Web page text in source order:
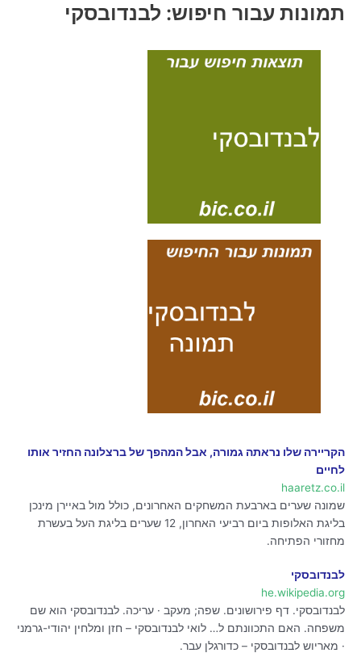
תמונות עבור חיפוש: לבנדובסקי
הקריירה שלו נראתה גמורה, אבל המהפך של ברצלונה החזיר אותו
לחיים
haaretz.co.il
שמונה שערים בארבעת המשחקים האחרונים, כולל מול באיירן מינכן
בליגת האלופות ביום רביעי האחרון, 12 שערים בליגת העל בעשרת
מחזורי הפתיחה.
לבנדובסקי
he.wikipedia.org
לבנדובסקי. דף פירושונים. שפה; מעקב · עריכה. לבנדובסקי הוא שם
משפחה. האם התכוונתם ל… לואי לבנדובסקי – חזן ומלחין יהודי-גרמני
· מאריוש לבנדובסקי – כדורגלן עבר.